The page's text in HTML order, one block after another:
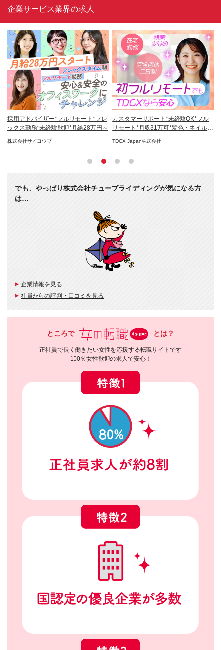
企業サービス業界の求人
採用アドバイザー*フルリモート*フレ
ックス勤務*未経験歓迎*月給28万円～
株式会社サイヨウブ
カスタマーサポート*未経験OK*フル
リモート*月収31万可*髪色・ネイル自
TDCX Japan株式会社
でも、やっぱり株式会社チューブライディングが気になる方
は…
企業情報を見る
社員からの評判・口コミを見る
ところで とは？
正社員で長く働きたい女性を応援する転職サイトです
100％女性歓迎の求人で安心！